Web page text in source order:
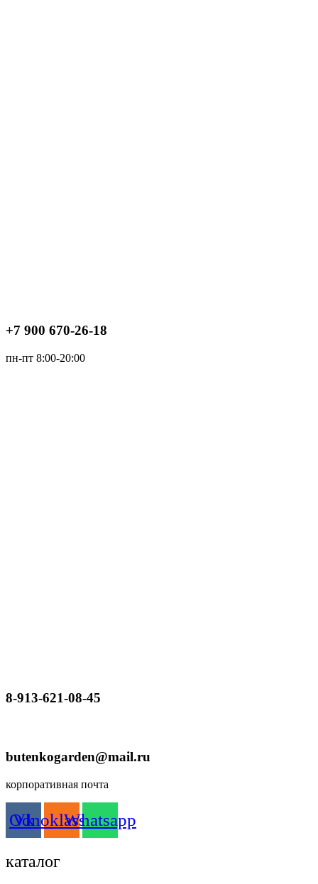
+7 900 670-26-18
пн-пт 8:00-20:00
8-913-621-08-45
butenkogarden@mail.ru
корпоративная почта
Vk
Odnoklassniki
Whatsapp
каталог